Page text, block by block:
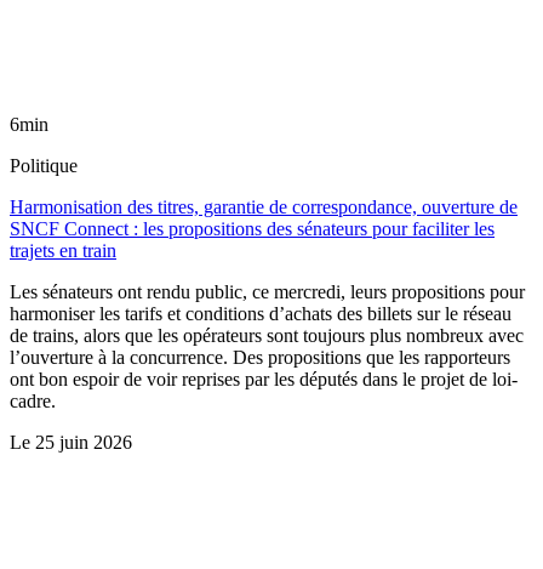
6min
Politique
Harmonisation des titres, garantie de correspondance, ouverture de
SNCF Connect : les propositions des sénateurs pour faciliter les
trajets en train
Les sénateurs ont rendu public, ce mercredi, leurs propositions pour
harmoniser les tarifs et conditions d’achats des billets sur le réseau
de trains, alors que les opérateurs sont toujours plus nombreux avec
l’ouverture à la concurrence. Des propositions que les rapporteurs
ont bon espoir de voir reprises par les députés dans le projet de loi-
cadre.
Le 25 juin 2026